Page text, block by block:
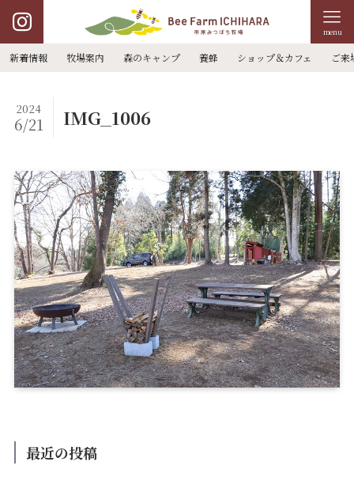
menu
新着情報 牧場案内 森のキャンプ 養蜂 ショップ＆カフェ ご来
IMG_1006
2024
6/21
最近の投稿